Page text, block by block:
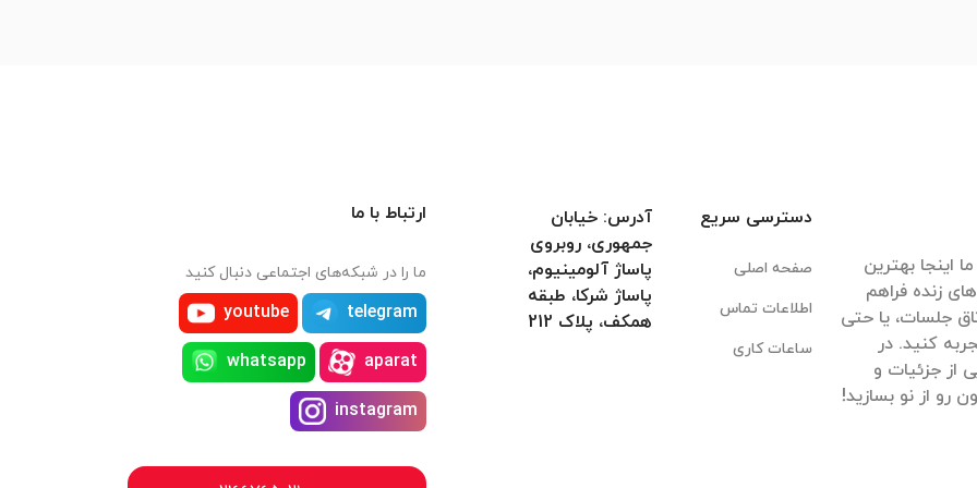
اینجا بهترین
زنده فراهم
جلسات، یا حتی
کنید. در
از جزئیات و
رو از نو بسازید!
دسترسی سریع
صفحه اصلی
اطلاعات تماس
ساعات کاری
آدرس: خیابان
جمهوری، روبروی
پاساژ آلومینیوم،
پاساژ شرکا، طبقه
همکف، پلاک 212
ارتباط با ما
ما را در شبکه‌های اجتماعی دنبال کنید
telegram
youtube
aparat
whatsapp
instagram